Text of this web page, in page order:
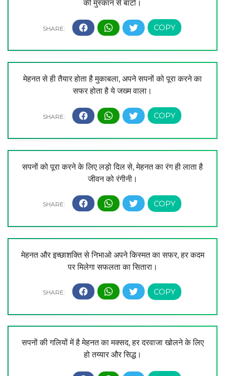
की मुस्कान से बाटो।
मेहनत से ही तैयार होता है मुकाबला, अपने सपनों को पूरा करने का
सफर होता है ये जख्म वाला।
सपनों को पूरा करने के लिए लड़ो दिल से, मेहनत का रंग ही लाता है
जीवन को रंगीनी।
मेहनत और इच्छाशक्ति से निभाओ अपने किस्मत का सफर, हर कदम
पर मिलेगा सफलता का सितारा।
सपनों की गलियों में है मेहनत का मक्सद, हर दरवाजा खोलने के लिए
हो तय्यार और सिद्ध।